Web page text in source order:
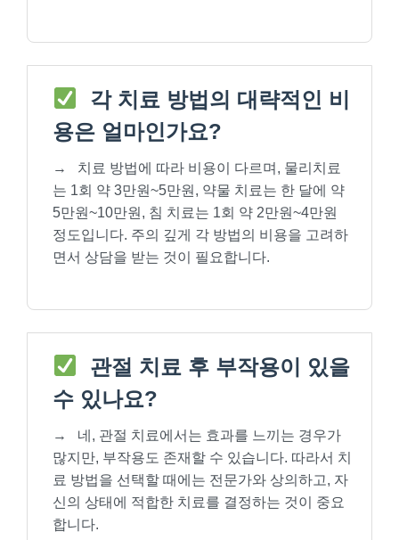
각 치료 방법의 대략적인 비
용은 얼마인가요?
→
치료 방법에 따라 비용이 다르며, 물리치료
는 1회 약 3만원~5만원, 약물 치료는 한 달에 약
5만원~10만원, 침 치료는 1회 약 2만원~4만원
정도입니다. 주의 깊게 각 방법의 비용을 고려하
면서 상담을 받는 것이 필요합니다.
관절 치료 후 부작용이 있을
수 있나요?
→
네, 관절 치료에서는 효과를 느끼는 경우가
많지만, 부작용도 존재할 수 있습니다. 따라서 치
료 방법을 선택할 때에는 전문가와 상의하고, 자
신의 상태에 적합한 치료를 결정하는 것이 중요
합니다.